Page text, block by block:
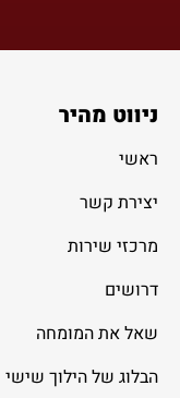
ניווט מהיר
ראשי
יצירת קשר
מרכזי שירות
דרושים
שאל את המומחה
הבלוג של הילוך שישי